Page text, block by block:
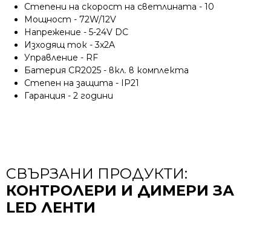
Степени на скорост на светлината - 10
Мощност - 72W/12V
Напрежение - 5-24V DC
Изходящ ток - 3x2A
Управление - RF
Батерия CR2025 - вкл. в комплекта
Степен на защита - IP21
Гаранция - 2 години
СВЪРЗАНИ ПРОДУКТИ:
КОНТРОЛЕРИ И ДИМЕРИ ЗА
LED ЛЕНТИ